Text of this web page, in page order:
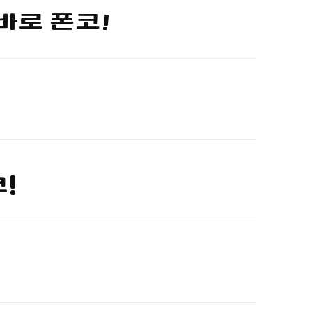
로 폰코!
!